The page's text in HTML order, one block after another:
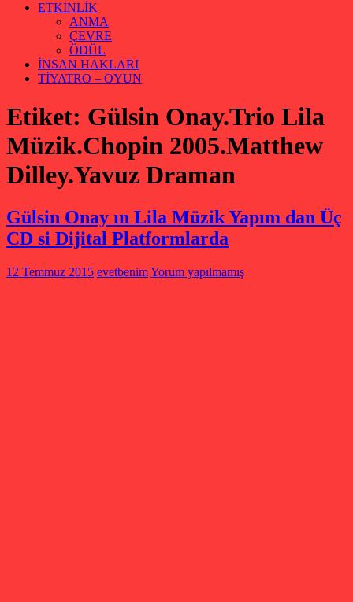
ETKİNLİK
ANMA
ÇEVRE
ÖDÜL
İNSAN HAKLARI
TİYATRO – OYUN
Etiket: Gülsin Onay.Trio Lila
Müzik.Chopin 2005.Matthew
Dilley.Yavuz Draman
Gülsin Onay ın Lila Müzik Yapım dan Üç
CD si Dijital Platformlarda
12 Temmuz 2015 evetbenimYorum yapılmamış